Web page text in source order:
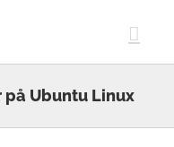
på Ubuntu Linux